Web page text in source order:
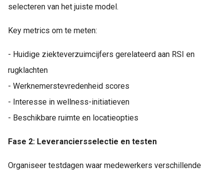
selecteren van het juiste model.
Key metrics om te meten:
- Huidige ziekteverzuimcijfers gerelateerd aan RSI en
rugklachten
- Werknemerstevredenheid scores
- Interesse in wellness-initiatieven
- Beschikbare ruimte en locatieopties
Fase 2: Leveranciersselectie en testen
Organiseer testdagen waar medewerkers verschillende